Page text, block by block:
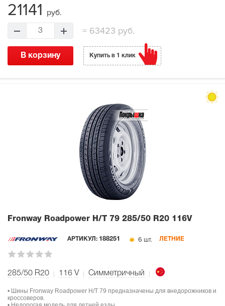
21141 руб.
3 =63423 руб.
В корзину Купить в 1 клик
Fronway Roadpower H/T 79 285/50 R20 116V
АРТИКУЛ: 188251 6 шт. ЛЕТНИЕ
285/50 R20 116 V Симметричный
• Шины Fronway Roadpower H/T 79 предназначены для внедорожников и
кроссоверов.